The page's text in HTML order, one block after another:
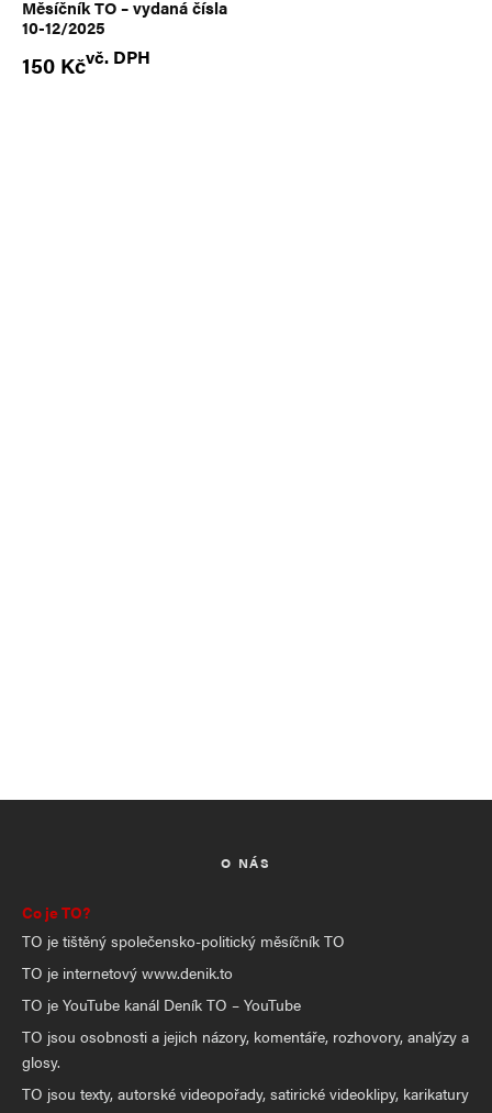
Měsíčník TO – vydaná čísla
10-12/2025
150 Kčvč. DPH
O NÁS
Co je TO?
TO je tištěný společensko-politický měsíčník TO
TO je internetový www.denik.to
TO je YouTube kanál Deník TO – YouTube
TO jsou osobnosti a jejich názory, komentáře, rozhovory, analýzy a
glosy.
TO jsou texty, autorské videopořady, satirické videoklipy, karikatury